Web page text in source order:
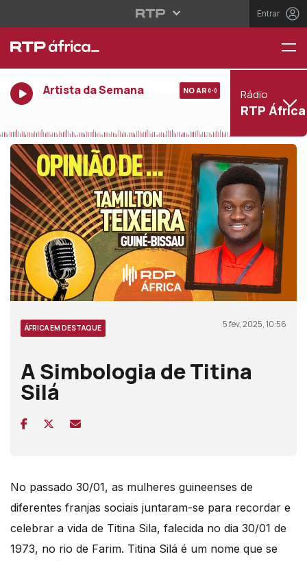
Entrar
Artista da Semana NO AR Rádio
RTP África
ÁFRICA EM DESTAQUE 5 fev, 2025, 10:56
A Simbologia de Titina
Silá
No passado 30/01, as mulheres guineenses de
diferentes franjas sociais juntaram-se para recordar e
celebrar a vida de Titina Sila, falecida no dia 30/01 de
1973, no rio de Farim. Titina Silá é um nome que se